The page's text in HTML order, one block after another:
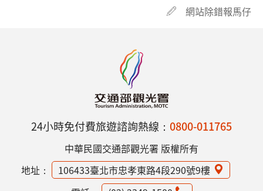
網站除錯報馬仔
24小時免付費旅遊諮詢熱線： 0800-011765
中華民國交通部觀光署 版權所有
地址：
106433臺北市忠孝東路4段290號9樓